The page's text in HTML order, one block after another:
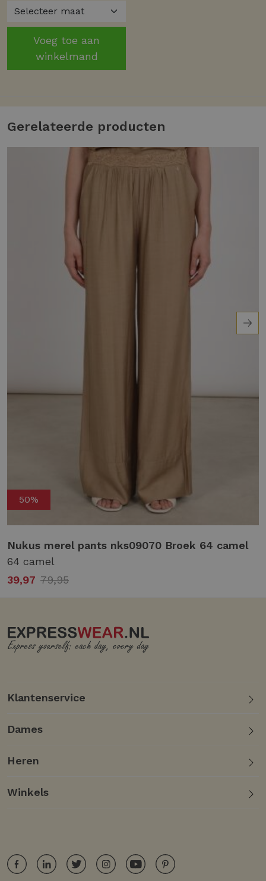
Voeg toe aan
winkelmand
Gerelateerde producten
50%
Nukus merel pants nks09070 Broek 64 camel
64 camel
39,97 79,95
Klantenservice
Dames
Heren
Winkels